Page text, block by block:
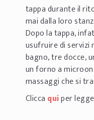
tappa durante il
mai dalla loro
Dopo la tappa,
usufruire di servizi
bagno, tre docce,
un forno a
massaggi che si
Clicca quiper